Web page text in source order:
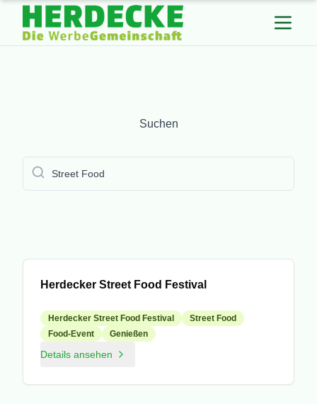
Suchen
Herdecker Street Food Festival
Herdecker Street Food Festival
Street Food
Food-Event
Genießen
Details ansehen